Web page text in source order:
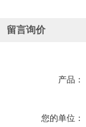
留言询价
产品：
您的单位：